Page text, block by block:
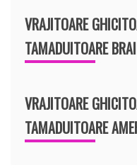
VRAJITOARE
TAMADUITOARE
VRAJITOARE
TAMADUITOARE